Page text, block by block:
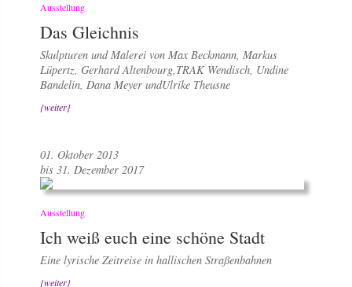
Ausstellung
Das Gleichnis
Skulpturen und Malerei von Max Beckmann, Markus
Lüpertz, Gerhard Altenbourg,TRAK Wendisch, Undine
Bandelin, Dana Meyer undUlrike Theusne
{weiter}
01. Oktober 2013
bis 31. Dezember 2017
Ausstellung
Ich weiß euch eine schöne Stadt
Eine lyrische Zeitreise in hallischen Straßenbahnen
{weiter}